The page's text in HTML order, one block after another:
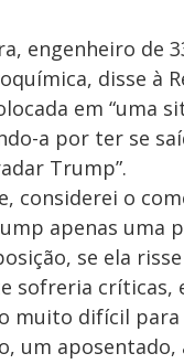
engenheiro de
disse à
em “uma
a por ter se
Trump”.
considerei o
apenas uma
se ela
sofreria críticas,
muito difícil para
um aposentado,